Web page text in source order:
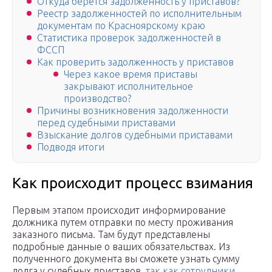
Реестр задолженностей по исполнительным
документам по Красноярскому краю
Статистика проверок задолженностей в
ФССП
Как проверить задолженность у приставов
Через какое время приставы
закрывают исполнительное
производство?
Причины возникновения задолженности
перед судебными приставами
Взыскание долгов судебными приставами
Подводя итоги
Как происходит процесс взимания
Первым этапом происходит информирование
должника путем отправки по месту проживания
заказного письма. Там будут представлены
подробные данные о ваших обязательствах. Из
полученного документа вы сможете узнать сумму